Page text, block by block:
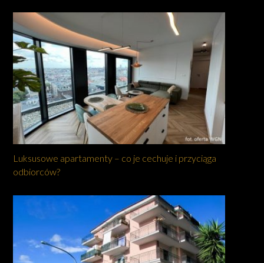
Luksusowe apartamenty – co je cechuje i przyciąga
odbiorców?